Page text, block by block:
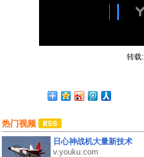
转载:
热门视频
日心神战机大量新技术
v.youku.com